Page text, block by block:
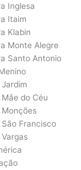
Inglesa
Itaim
Klabin
Monte Alegre
Santo Antonio
do Céu
Francisco